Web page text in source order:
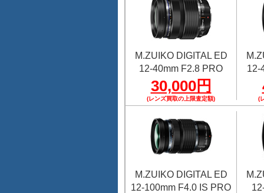
M.ZUIKO DIGITAL ED
12-40mm F2.8 PRO
30,000円
(レンズ買取の上限査定額)
12-
(
M.ZUIKO DIGITAL ED
12-100mm F4.0 IS PRO